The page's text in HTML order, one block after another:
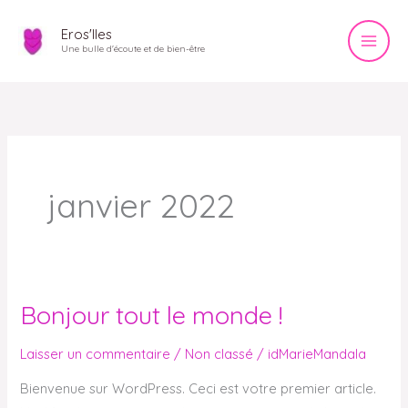
contenu
Eros'Iles
Une bulle d'écoute et de bien-être
janvier 2022
Bonjour tout le monde !
Laisser un commentaire / Non classé / idMarieMandala
Bienvenue sur WordPress. Ceci est votre premier article.
Bonjour
le
monde !